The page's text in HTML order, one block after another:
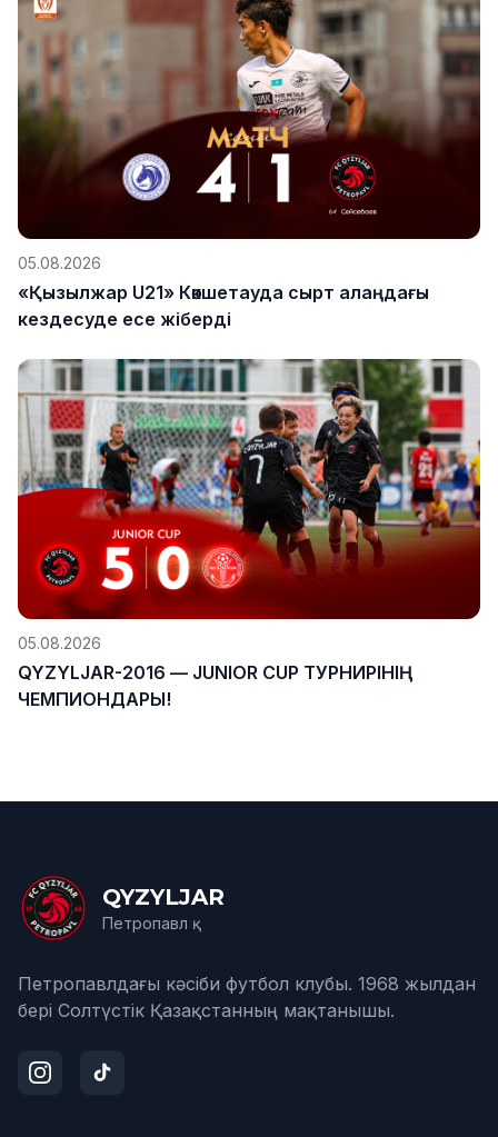
05.08.2026
«Қызылжар U21» Көкшетауда сырт алаңдағы
кездесуде есе жіберді
05.08.2026
QYZYLJAR-2016 — JUNIOR CUP ТУРНИРІНІҢ
ЧЕМПИОНДАРЫ!
QYZYLJAR
Петропавл қ.
Петропавлдағы кәсіби футбол клубы. 1968 жылдан
бері Солтүстік Қазақстанның мақтанышы.